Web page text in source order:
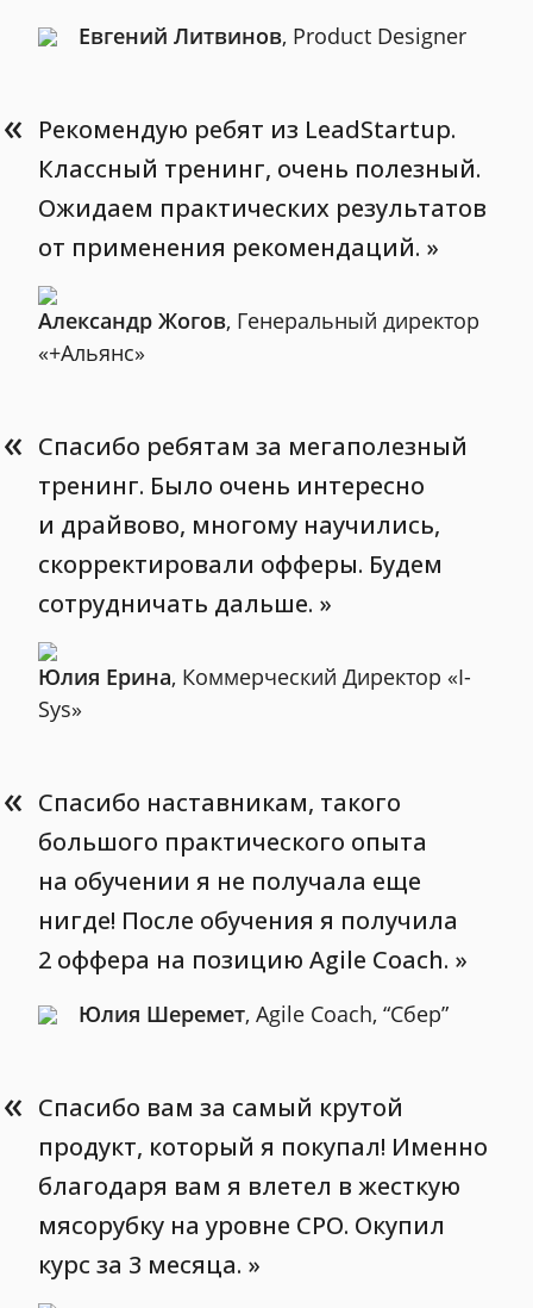
Евгений Литвинов, Product Designer
« Рекомендую ребят из LeadStartup.
Классный тренинг, очень полезный.
Ожидаем практических результатов
от применения рекомендаций.
Александр Жогов, Генеральный директор
«+Альянс»
« Спасибо ребятам за мегаполезный
тренинг. Было очень интересно
и драйвово, многому научились,
скорректировали офферы. Будем
сотрудничать дальше.
Юлия Ерина, Коммерческий Директор «I-
Sys»
« Спасибо наставникам, такого
большого практического опыта
на обучении я не получала еще
нигде! После обучения я получила
2 оффера на позицию Agile Coach.
Юлия Шеремет, Agile Coach, “Сбер”
« Спасибо вам за самый крутой
продукт, который я покупал! Именно
благодаря вам я влетел в жесткую
мясорубку на уровне CPO. Окупил
курс за 3 месяца.